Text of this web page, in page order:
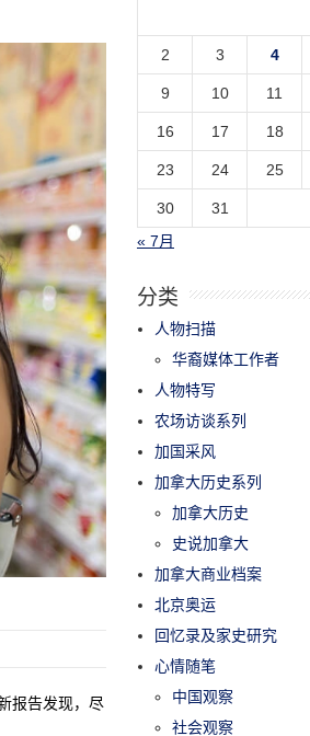
报告发现，尽
2 3 4
9 10 11
16 17 18
23 24 25
30
31
« 7月
分类
人物扫描
华裔媒体工作者
人物特写
农场访谈系列
加国采风
加拿大历史系列
加拿大历史
史说加拿大
加拿大商业档案
北京奥运
回忆录及家史研究
心情随笔
中国观察
社会观察